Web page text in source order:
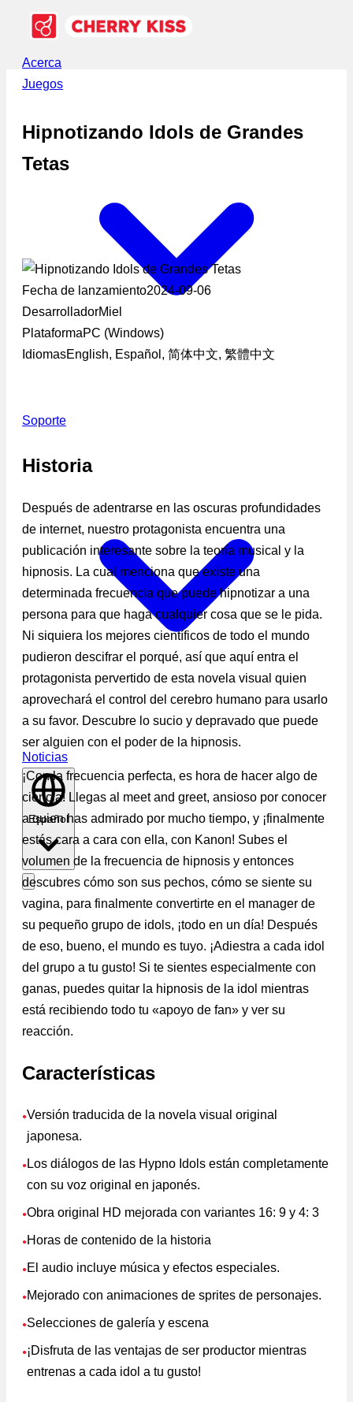
Acerca
Juegos
Soporte
Noticias
Español
Hipnotizando Idols de Grandes
Tetas
Fecha de lanzamiento2024-09-06
DesarrolladorMiel
PlataformaPC (Windows)
IdiomasEnglish, Español, 简体中文, 繁體中文
Historia
Después de adentrarse en las oscuras profundidades
de internet, nuestro protagonista encuentra una
publicación interesante sobre la teoría musical y la
hipnosis. La cual menciona que existe una
determinada frecuencia que puede hipnotizar a una
persona para que haga cualquier cosa que se le pida.
Ni siquiera los mejores científicos de todo el mundo
pudieron descifrar el porqué, así que aquí entra el
protagonista pervertido de esta novela visual quien
aprovechará el control del cerebro humano para usarlo
a su favor. Descubre lo sucio y depravado que puede
ser alguien con el poder de la hipnosis.
¡Con la frecuencia perfecta, es hora de hacer algo de
ciencia! Llegas al meet and greet, ansioso por conocer
a quien has admirado por mucho tiempo, y ¡finalmente
estás cara a cara con ella, con Kanon! Subes el
volumen de la frecuencia de hipnosis y entonces
descubres cómo son sus pechos, cómo se siente su
vagina, para finalmente convertirte en el manager de
su pequeño grupo de idols, ¡todo en un día! Después
de eso, bueno, el mundo es tuyo. ¡Adiestra a cada idol
del grupo a tu gusto! Si te sientes especialmente con
ganas, puedes quitar la hipnosis de la idol mientras
está recibiendo todo tu «apoyo de fan» y ver su
reacción.
Características
●Versión traducida de la novela visual original
japonesa.
● Los diálogos de las Hypno Idols están completamente
con su voz original en japonés.
●Obra original HD mejorada con variantes 16: 9 y 4: 3
● Horas de contenido de la historia
● El audio incluye música y efectos especiales.
● Mejorado con animaciones de sprites de personajes.
●Selecciones de galería y escena
● ¡Disfruta de las ventajas de ser productor mientras
entrenas a cada idol a tu gusto!